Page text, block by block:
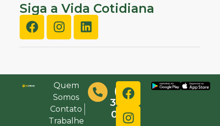
Siga a Vida Cotidiana
Quem
Somos
Contato
Trabalhe
(48)
3632-
0000